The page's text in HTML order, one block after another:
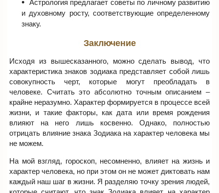
Астрология предлагает советы по личному развитию
и духовному росту, соответствующие определенному
знаку.
Заключение
Исходя из вышесказанного, можно сделать вывод, что
характеристика знаков зодиака представляет собой лишь
совокупность черт, которые могут преобладать в
человеке. Считать это абсолютно точным описанием –
крайне неразумно. Характер формируется в процессе всей
жизни, и такие факторы, как дата или время рождения
влияют на него лишь косвенно. Однако, полностью
отрицать влияние знака Зодиака на характер человека мы
не можем.
На мой взгляд, гороскоп, несомненно, влияет на жизнь и
характер человека, но при этом он не может диктовать нам
каждый наш шаг в жизни. Я разделяю точку зрения людей,